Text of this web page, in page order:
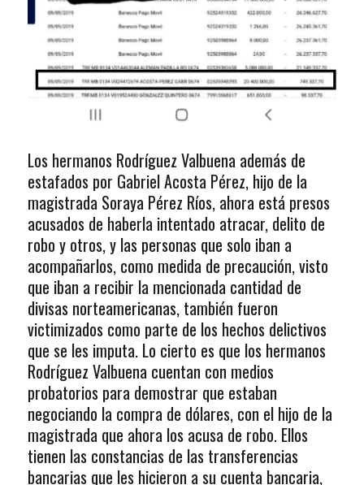
Los hermanos Rodríguez Valbuena además de
estafados por Gabriel Acosta Pérez, hijo de la
magistrada Soraya Pérez Ríos, ahora está presos
acusados de haberla intentado atracar, delito de
robo y otros, y las personas que solo iban a
acompañarlos, como medida de precaución, visto
que iban a recibir la mencionada cantidad de
divisas norteamericanas, también fueron
victimizados como parte de los hechos delictivos
que se les imputa. Lo cierto es que los hermanos
Rodríguez Valbuena cuentan con medios
probatorios para demostrar que estaban
negociando la compra de dólares, con el hijo de la
magistrada que ahora los acusa de robo. Ellos
tienen las constancias de las transferencias
bancarias que les hicieron a su cuenta bancaria,